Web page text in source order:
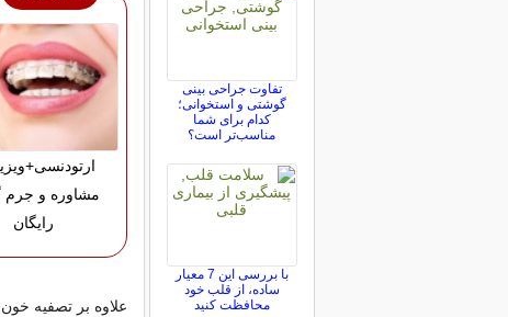
مشاوره و جرم
رایگان
علاوه بر تصفیه
تفاوت جراحی بینی
گوشتی و استخوانی؛
کدام برای شما
مناسب‌تر است؟
با بررسی این 7 معیار
ساده، از قلب خود
محافظت کنید